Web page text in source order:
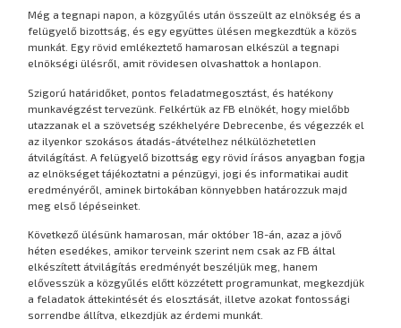
Még a tegnapi napon, a közgyűlés után összeült az elnökség és a
felügyelő bizottság, és egy együttes ülésen megkezdtük a közös
munkát. Egy rövid emlékeztető hamarosan elkészül a tegnapi
elnökségi ülésről, amit rövidesen olvashattok a honlapon.
Szigorú határidőket, pontos feladatmegosztást, és hatékony
munkavégzést tervezünk. Felkértük az FB elnökét, hogy mielőbb
utazzanak el a szövetség székhelyére Debrecenbe, és végezzék el
az ilyenkor szokásos átadás-átvételhez nélkülözhetetlen
átvilágítást. A felügyelő bizottság egy rövid írásos anyagban fogja
az elnökséget tájékoztatni a pénzügyi, jogi és informatikai audit
eredményéről, aminek birtokában könnyebben határozzuk majd
meg első lépéseinket.
Következő ülésünk hamarosan, már október 18-án, azaz a jövő
héten esedékes, amikor terveink szerint nem csak az FB által
elkészített átvilágítás eredményét beszéljük meg, hanem
elővesszük a közgyűlés előtt közzétett programunkat, megkezdjük
a feladatok áttekintését és elosztását, illetve azokat fontossági
sorrendbe állítva, elkezdjük az érdemi munkát.